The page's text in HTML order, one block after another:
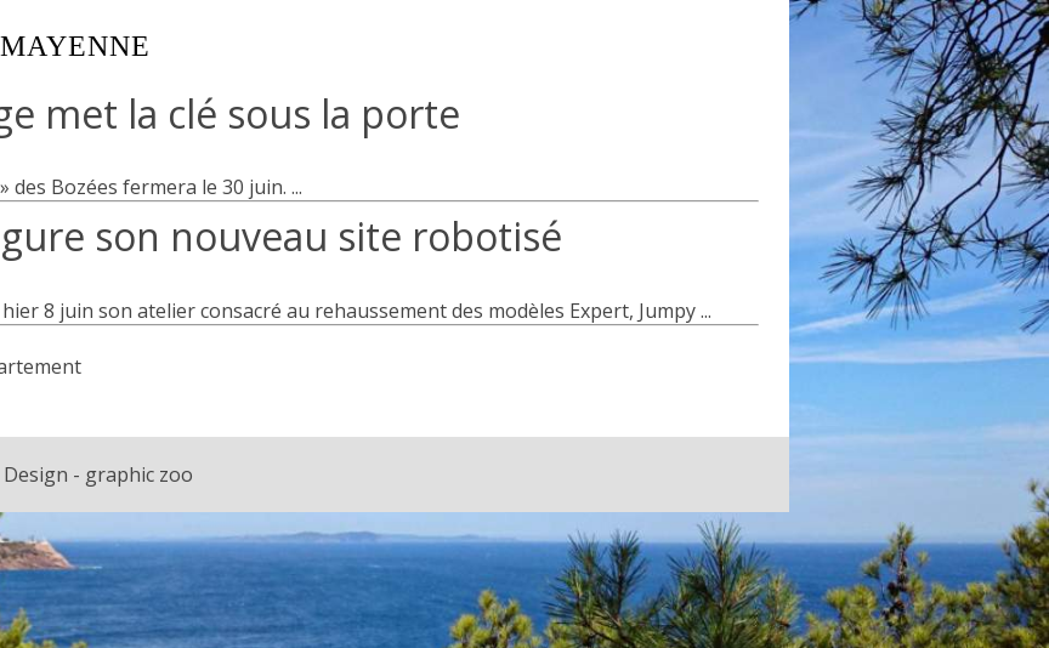
met la clé sous la porte
des Bozées fermera le 30 juin. ...
son nouveau site robotisé
8 juin son atelier consacré au rehaussement des modèles Expert, Jumpy ...
- graphic zoo